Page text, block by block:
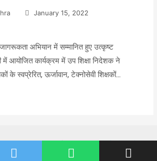
January 15, 2022
अभियान में सम्मानित हुए उत्कृष्ट
में आयोजित कार्यक्रम में उप शिक्षा निदेशक ने
के स्वप्रेरित, ऊर्जावान, टेक्नोसेवी शिक्षकों…
Designed byWebnix Solutions